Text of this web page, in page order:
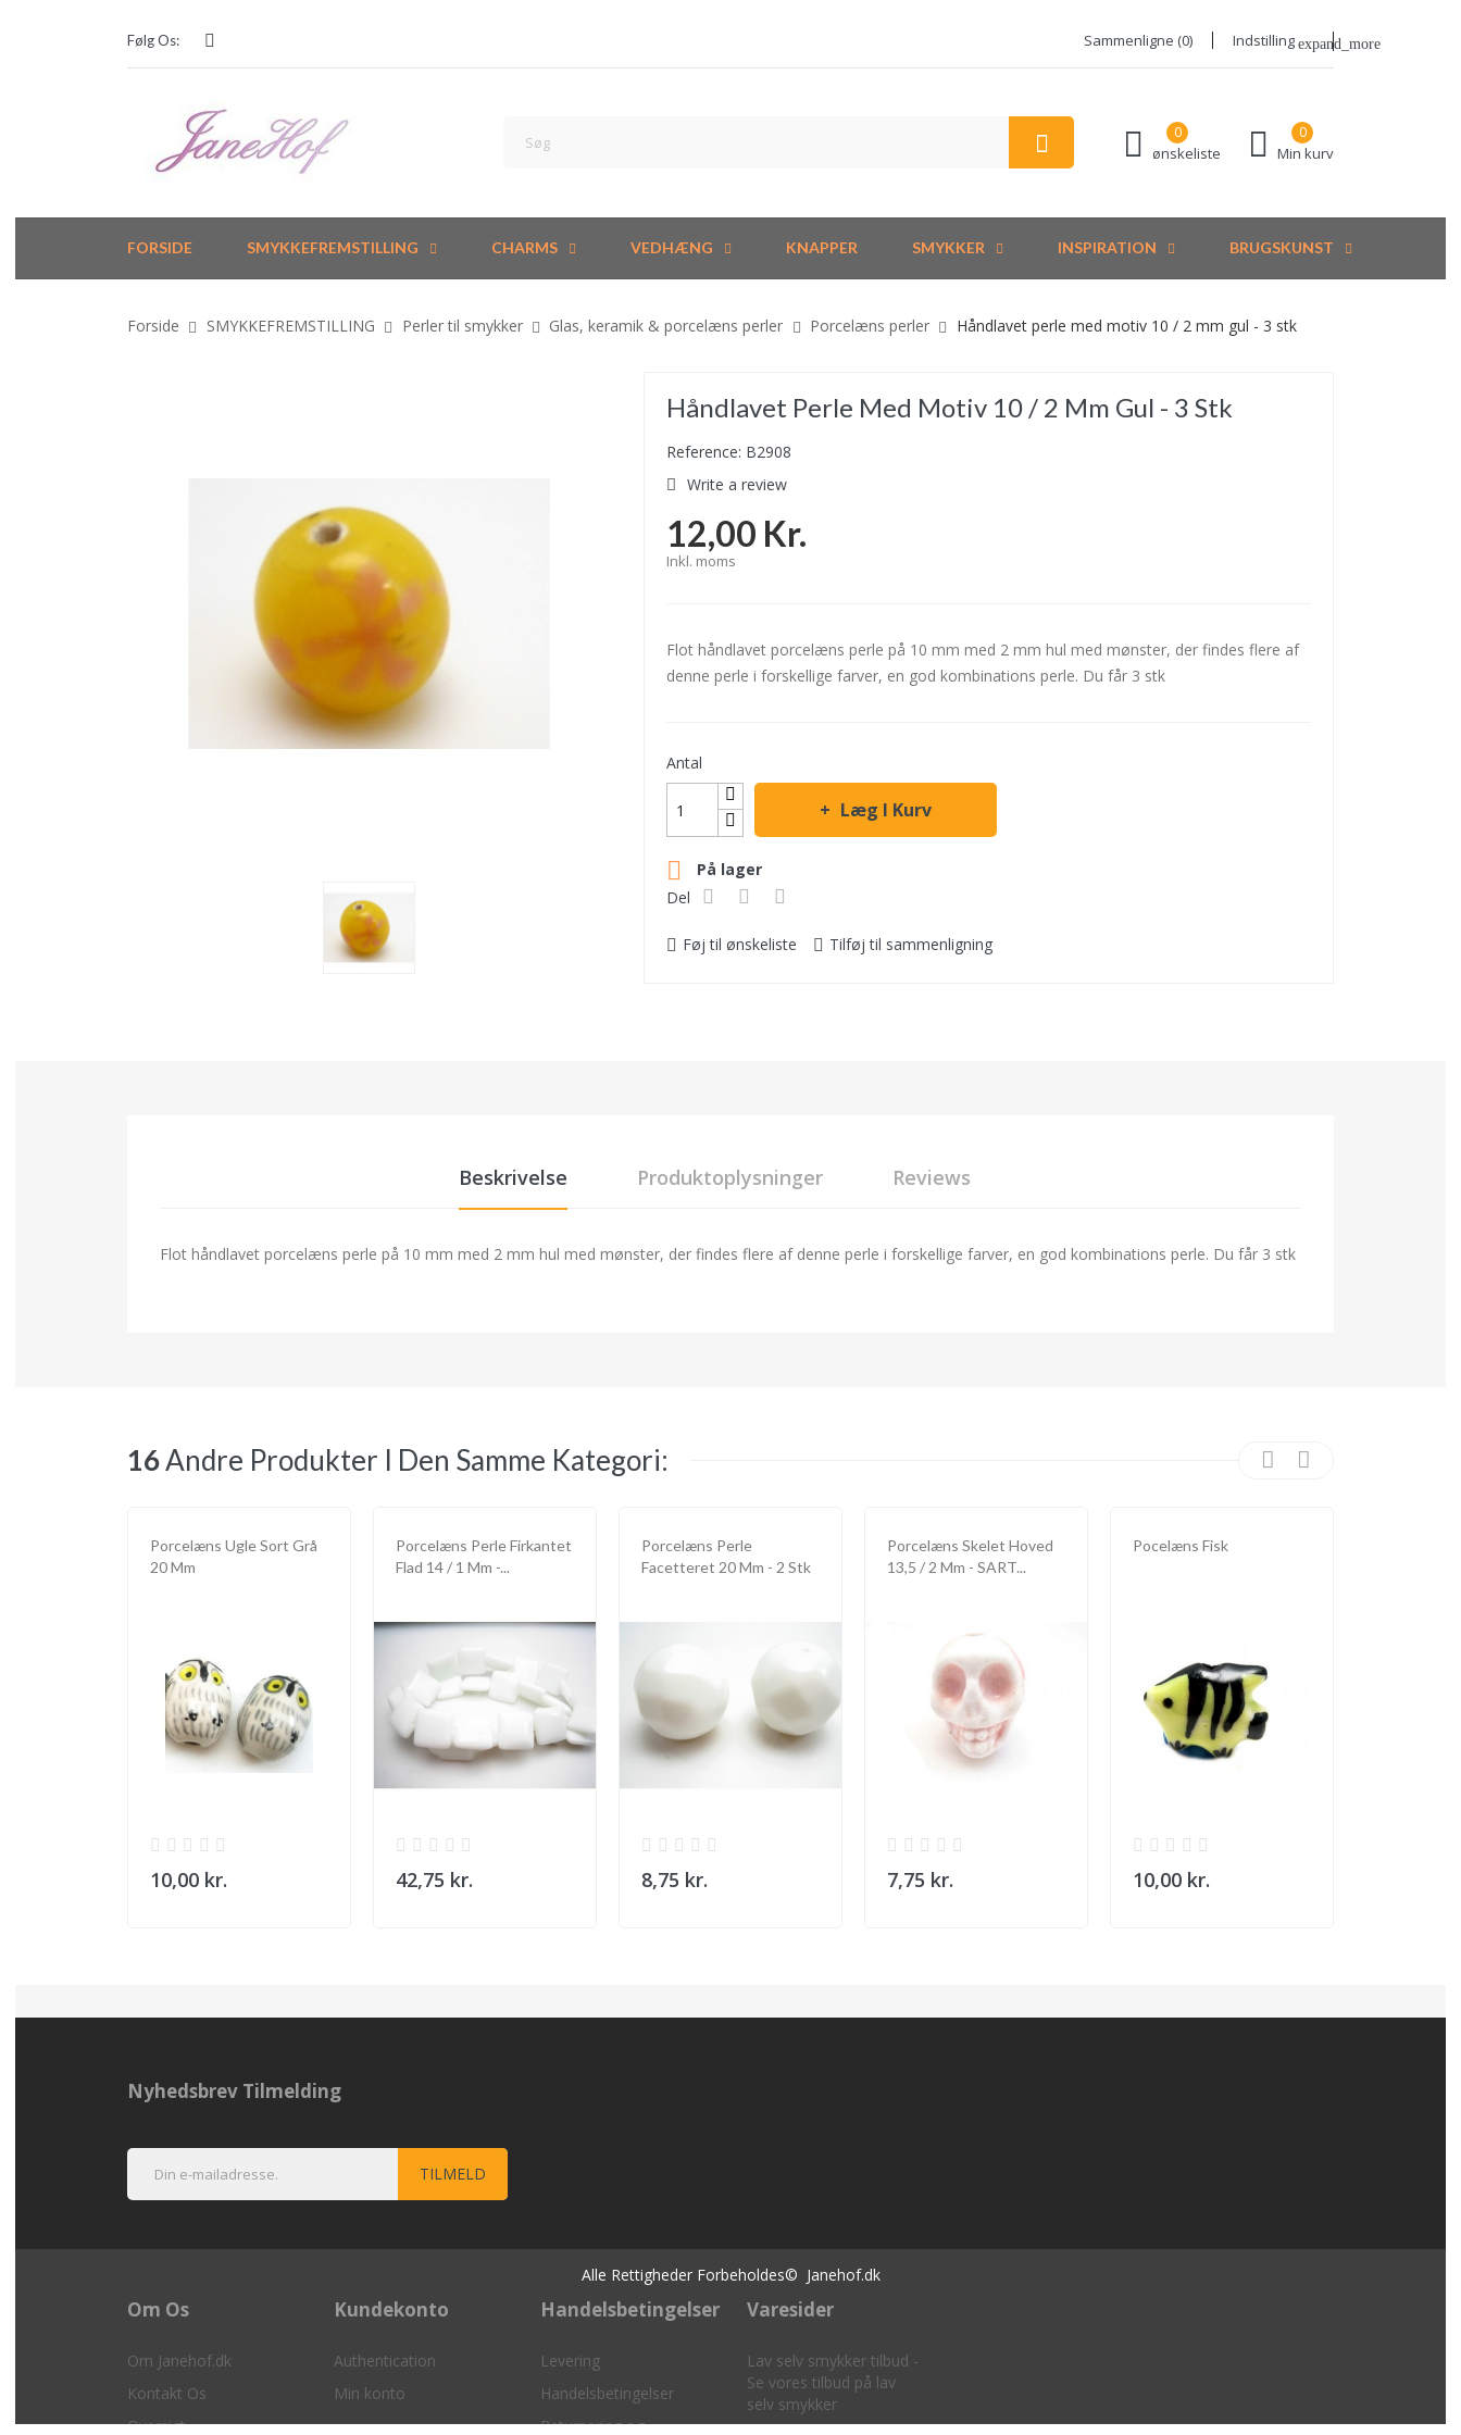
Indstilling expand_more
Sammenligne (0)
Følg Os:
0
Min kurv
ønskeliste
0
FORSIDE SMYKKEFREMSTILLING CHARMS VEDHÆNG KNAPPER SMYKKER INSPIRATION BRUGSKUNST
Forside SMYKKEFREMSTILLING Perler til smykker Glas, keramik & porcelæns perler Porcelæns perler Håndlavet perle med motiv 10 / 2 mm gul - 3 stk
Håndlavet Perle Med Motiv 10 / 2 Mm Gul - 3 Stk
Reference: B2908
Write a review
12,00 Kr.
Inkl. moms
Flot håndlavet porcelæns perle på 10 mm med 2 mm hul med mønster, der findes flere af
denne perle i forskellige farver, en god kombinations perle. Du får 3 stk
Antal
Læg I Kurv

På lager
Del
Føj til ønskeliste Tilføj til sammenligning
Beskrivelse Produktoplysninger Reviews
Flot håndlavet porcelæns perle på 10 mm med 2 mm hul med mønster, der findes flere af denne perle i forskellige farver, en god kombinations perle. Du får 3 stk
16Andre Produkter I Den Samme Kategori:
Porcelæns Ugle Sort Grå
20 Mm
10,00 kr.
Porcelæns Perle Firkantet
Flad 14 / 1 Mm -...
42,75 kr.
Porcelæns Perle
Facetteret 20 Mm - 2 Stk
8,75 kr.
Porcelæns Skelet Hoved
13,5 / 2 Mm - SART...
7,75 kr.
Pocelæns Fisk
10,00 kr.
Nyhedsbrev Tilmelding
Alle Rettigheder Forbeholdes© Janehof.dk
Om Os
Om Janehof.dk
Kontakt Os
Oversigt
Kundekonto
Authentication
Min konto
Handelsbetingelser
Levering
Handelsbetingelser
Returnering og
Varesider
Lav selv smykker tilbud -
Se vores tilbud på lav
selv smykker